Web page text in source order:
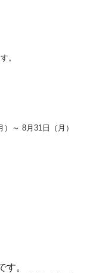
。
～ 8月31日（月）
す。